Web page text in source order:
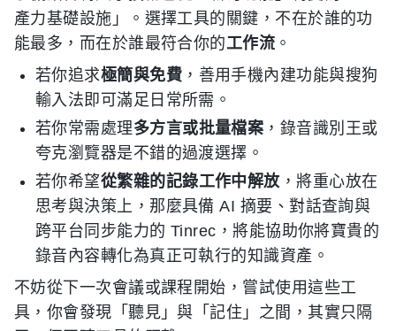
產力基礎設施」。選擇工具的關鍵，不在於誰的功
能最多，而在於誰最符合你的工作流 。
若你追求極簡與免費 ，善用手機內建功能與搜狗
輸入法即可滿足日常所需。
若你常需處理多方言或批量檔案 ，錄音識別王或
夸克瀏覽器是不錯的過渡選擇。
若你希望從繁雜的記錄工作中解放 ，將重心放在
思考與決策上，那麼具備 AI 摘要、對話查詢與
跨平台同步能力的 Tinrec，將能協助你將寶貴的
錄音內容轉化為真正可執行的知識資產。
不妨從下一次會議或課程開始，嘗試使用這些工
具，你會發現「聽見」與「記住」之間，其實只隔